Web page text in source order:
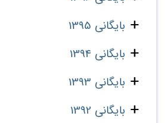
بایگانی 1395
بایگانی 1394
بایگانی 1393
بایگانی 1392